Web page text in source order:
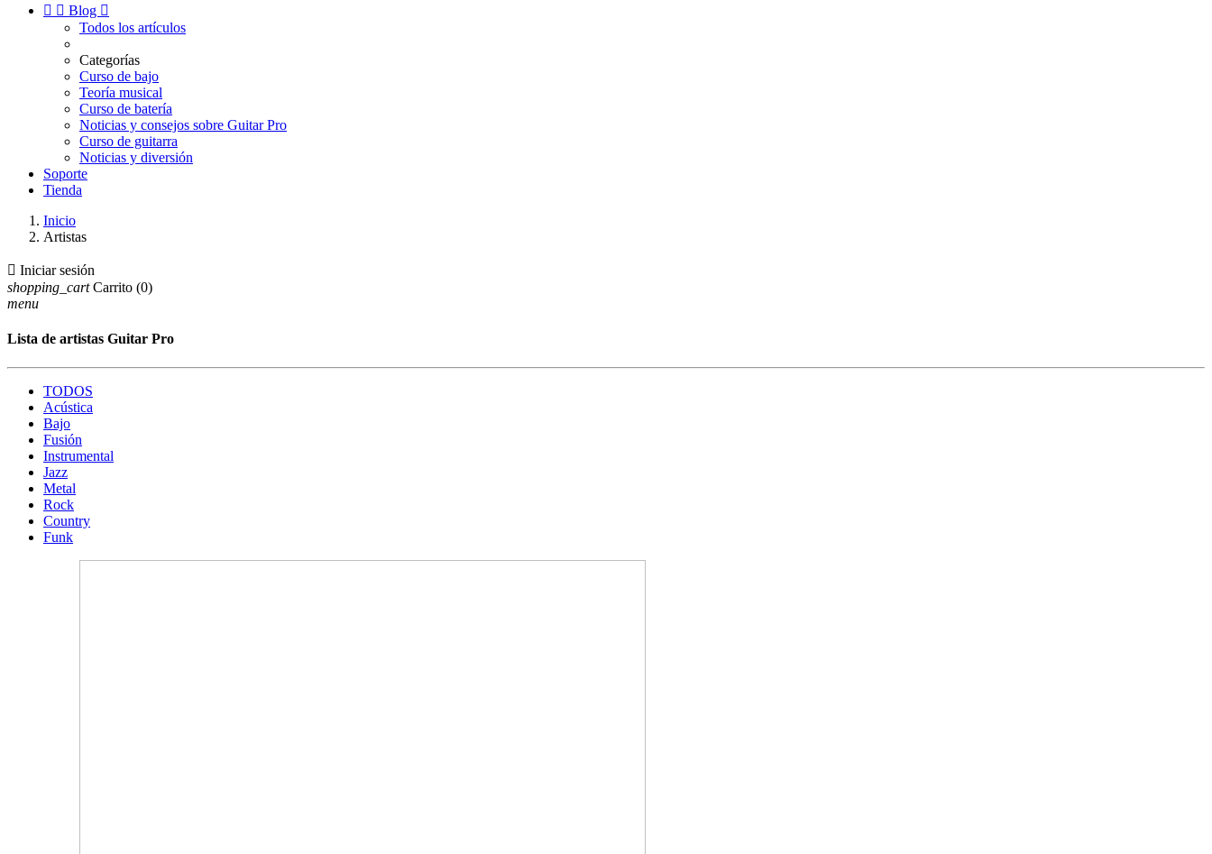
  Blog 
Todos los artículos
Categorías
Curso de bajo
Teoría musical
Curso de batería
Noticias y consejos sobre Guitar Pro
Curso de guitarra
Noticias y diversión
Soporte
Tienda
Inicio
Artistas
 Iniciar sesión
shopping_cart Carrito (0)
menu
Lista de artistas Guitar Pro
TODOS
Acústica
Bajo
Fusión
Instrumental
Jazz
Metal
Rock
Country
Funk